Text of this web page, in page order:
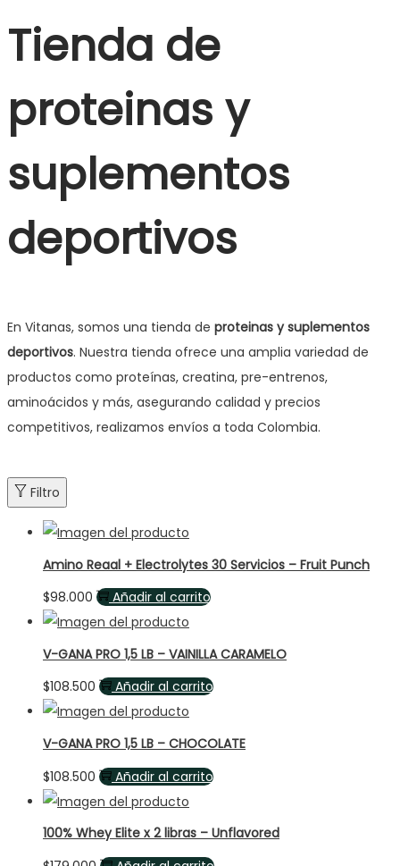
Tienda de
proteinas y
suplementos
deportivos
En Vitanas, somos una tienda de proteinas y suplementos
deportivos. Nuestra tienda ofrece una amplia variedad de
productos como proteínas, creatina, pre-entrenos,
aminoácidos y más, asegurando calidad y precios
competitivos, realizamos envíos a toda Colombia.
Filtro
Amino Reaal + Electrolytes 30 Servicios – Fruit Punch
$98.000 Añadir al carrito
V-GANA PRO 1,5 LB – VAINILLA CARAMELO
$108.500 Añadir al carrito
V-GANA PRO 1,5 LB – CHOCOLATE
$108.500 Añadir al carrito
100% Whey Elite x 2 libras – Unflavored